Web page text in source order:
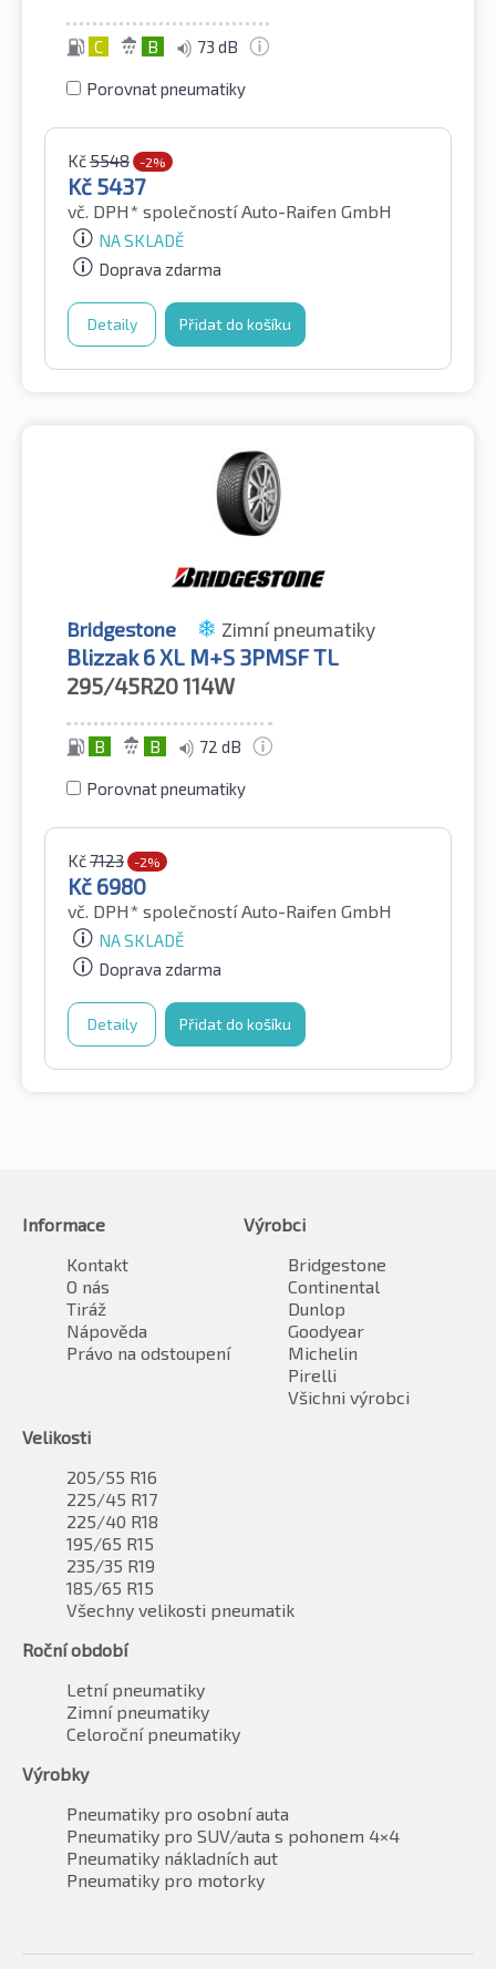
C B 73 dB
Porovnat pneumatiky
Kč5548 -2%
Kč 5437
vč. DPH* společností Auto-Raifen GmbH
NA SKLADĚ
Doprava zdarma
Detaily Přidat do košíku
Bridgestone Zimní pneumatiky
Blizzak 6 XL M+S 3PMSF TL
295/45R20114W
B B 72 dB
Porovnat pneumatiky
Kč7123 -2%
Kč 6980
vč. DPH* společností Auto-Raifen GmbH
NA SKLADĚ
Doprava zdarma
Detaily Přidat do košíku
Informace
Kontakt
O nás
Tiráž
Nápověda
Právo na odstoupení
Výrobci
Bridgestone
Continental
Dunlop
Goodyear
Michelin
Pirelli
Všichni výrobci
Velikosti
205/55 R16
225/45 R17
225/40 R18
195/65 R15
235/35 R19
185/65 R15
Všechny velikosti pneumatik
Roční období
Letní pneumatiky
Zimní pneumatiky
Celoroční pneumatiky
Výrobky
Pneumatiky pro osobní auta
Pneumatiky pro SUV/auta s pohonem 4×4
Pneumatiky nákladních aut
Pneumatiky pro motorky